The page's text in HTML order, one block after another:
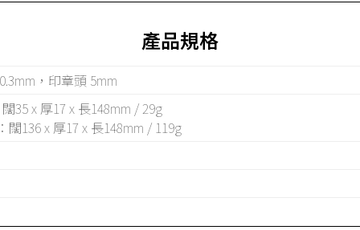
產品規格
，印章頭 5mm
35 x 厚17 x 長148mm / 29g
闊136 x 厚17 x 長148mm / 119g